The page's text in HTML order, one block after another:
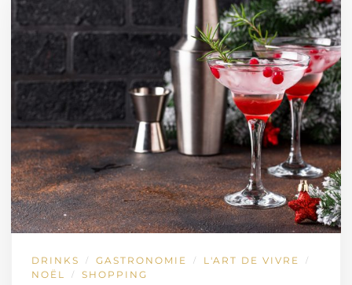
DRINKS / GASTRONOMIE / L'ART DE VIVRE /
NOËL / SHOPPING